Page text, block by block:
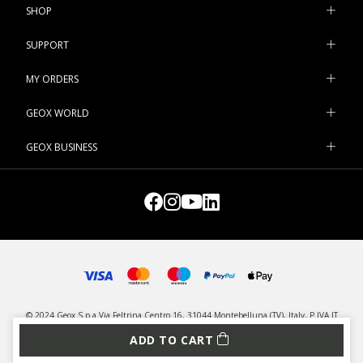
ADD TO CART
SHOP
SUPPORT
MY ORDERS
GEOX WORLD
GEOX BUSINESS
© 2024 Geox S.p.a Via Feltrina Centro 16, 31044 Montebelluna (TV), Italy, P.IVA IT
03348440268 - All rights reserved